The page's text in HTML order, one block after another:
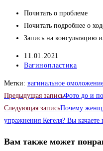
Почитать о проблеме
Почитать подробнее о
Запись на консультацию
Запись
опубликована:
11.01.2021
Рубрика
Вагинопластика
Метки: вагинальное
Читать
далее
статьи
Предыдущая записьФото до и
Следующая записьПочему
упражнения Кегеля? Вы
Вам также может